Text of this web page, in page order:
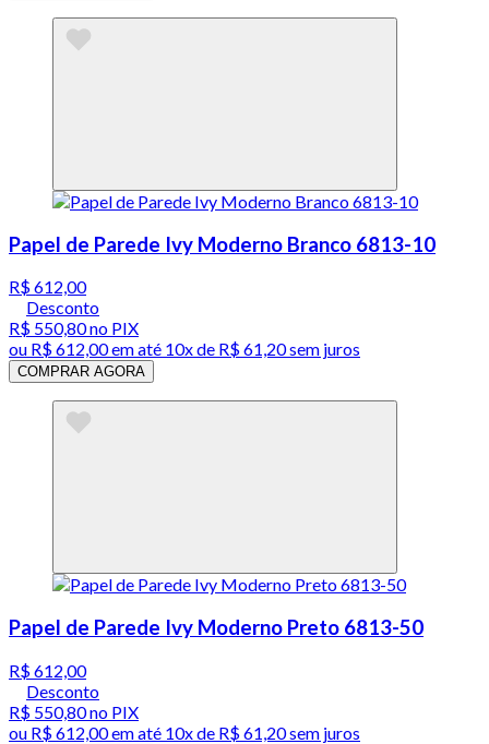
Papel de Parede Ivy Moderno Branco 6813-10
R$ 612,00
Desconto
R$ 550,80no PIX
ou R$ 612,00em até 10x de R$ 61,20 sem juros
COMPRAR AGORA
Papel de Parede Ivy Moderno Preto 6813-50
R$ 612,00
Desconto
R$ 550,80no PIX
ou R$ 612,00em até 10x de R$ 61,20 sem juros